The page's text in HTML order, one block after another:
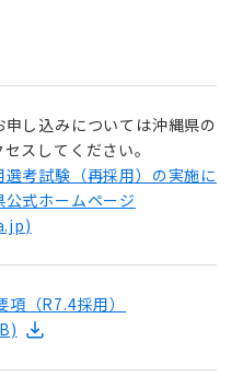
し込みについては沖縄県の
スしてください。
考試験（再採用）の実施に
式ホームページ
)
（R7.4採用）